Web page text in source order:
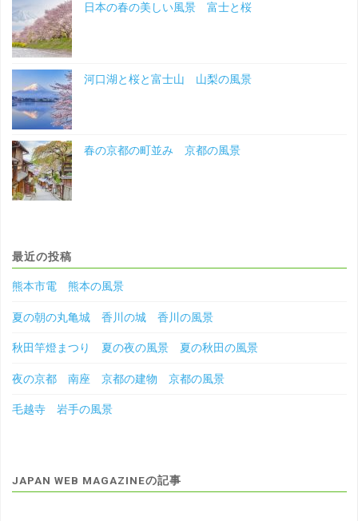
日本の春の美しい風景 富士と桜
河口湖と桜と富士山 山梨の風景
春の京都の町並み 京都の風景
最近の投稿
熊本市電 熊本の風景
夏の朝の丸亀城 香川の城 香川の風景
秋田竿燈まつり 夏の夜の風景 夏の秋田の風景
夜の京都 南座 京都の建物 京都の風景
毛越寺 岩手の風景
JAPAN WEB MAGAZINEの記事